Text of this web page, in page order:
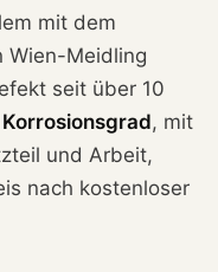
mit dem
Wien-Meidling
seit über 10
, mit
und Arbeit,
nach kostenloser